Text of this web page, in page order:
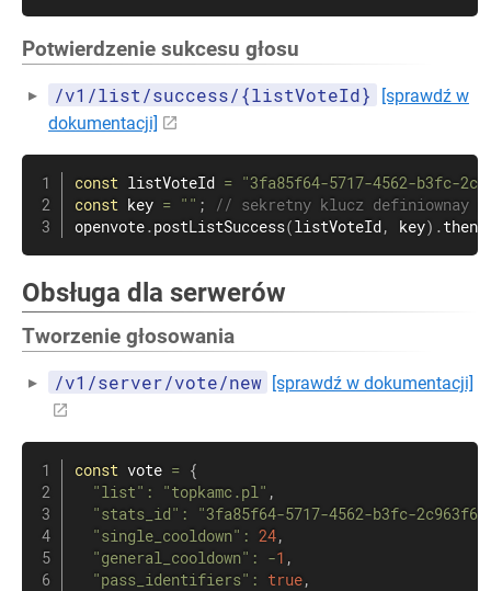
Potwierdzenie sukcesu głosu
/v1/list/success/{listVoteId}
[sprawdź w
dokumentacji]
const listVoteId = "3fa85f64-5717-4562-b3fc-
const key = "" ;
// sekretny klucz definiownay
openvote.postListSuccess(listVoteId, key) .then
Obsługa dla serwerów
Tworzenie głosowania
/v1/server/vote/new [sprawdź w dokumentacji]
const vote = {
"list" : "topkamc.pl" ,
"stats_id" :
"3fa85f64-5717-4562-b3fc-
"single_cooldown" : 24,
"general_cooldown" : -1 ,
"pass_identifiers" : true,